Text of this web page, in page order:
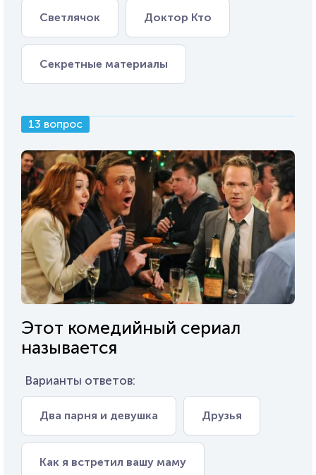
Светлячок Доктор Кто
Секретные материалы
13 вопрос
Этот комедийный сериал
называется
Варианты ответов:
Два парня и девушка Друзья
Как я встретил вашу маму